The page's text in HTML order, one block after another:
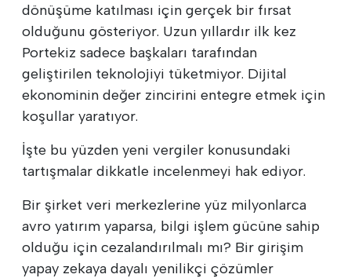
dönüşüme katılması için gerçek bir fırsat
olduğunu gösteriyor. Uzun yıllardır ilk kez
Portekiz sadece başkaları tarafından
geliştirilen teknolojiyi tüketmiyor. Dijital
ekonominin değer zincirini entegre etmek için
koşullar yaratıyor.
İşte bu yüzden yeni vergiler konusundaki
tartışmalar dikkatle incelenmeyi hak ediyor.
Bir şirket veri merkezlerine yüz milyonlarca
avro yatırım yaparsa, bilgi işlem gücüne sahip
olduğu için cezalandırılmalı mı? Bir girişim
yapay zekaya dayalı yenilikçi çözümler